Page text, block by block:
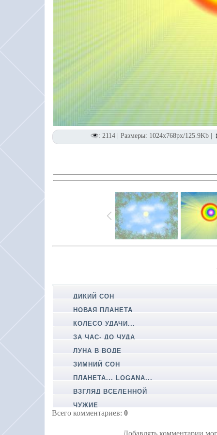
: 2114 | Размеры: 1024x768px/125.9Kb |
ДИКИЙ СОН
НОВАЯ ПЛАНЕТА
КОЛЕСО УДАЧИ...
ЗА ЧАС- ДО ЧУДА
ЛУНА В ВОДЕ
ЗИМНИЙ СОН
ПЛАНЕТА... LOGANA...
ВЗГЛЯД ВСЕЛЕННОЙ
ЧУЖИЕ
Всего комментариев: 0
Добавлять комментарии